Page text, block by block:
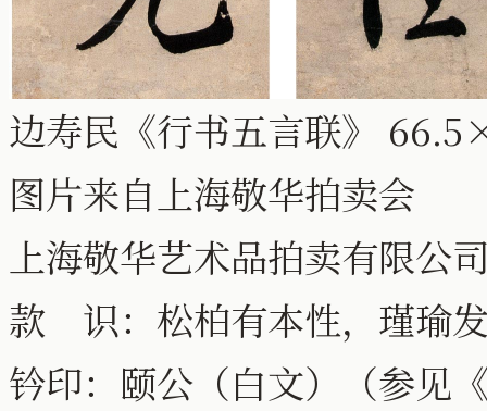
边寿民《行书五言联》
图片来自上海敬华拍卖会
上海敬华艺术品拍卖有限公
款 识：松柏有本性，瑾瑜
钤印：颐公（白文）（参见